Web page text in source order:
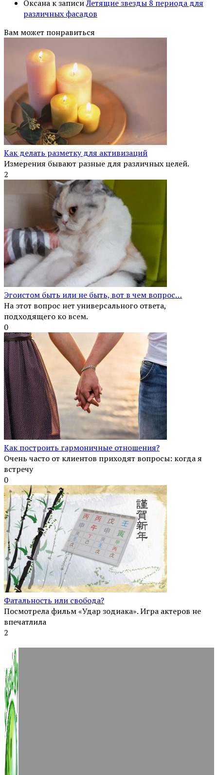
Оксана к записиЛетящие звезды 8 периода для
различных фасадов
Вам может понравиться
Как делать разметку для активизаций
Измерения бывают разные для различных целей.
2
Эгоистом быть или не быть, вот в чем вопрос…
На этот вопрос нет универсального ответа,
подходящего ко всем.
0
Как построить гармоничные отношения?
Очень часто от клиентов приходят вопросы: когда я
встречу
0
Фатальность или свобода?
Посмотрела фильм «Удар зодиака». Игра актеров не
впечатлила
2